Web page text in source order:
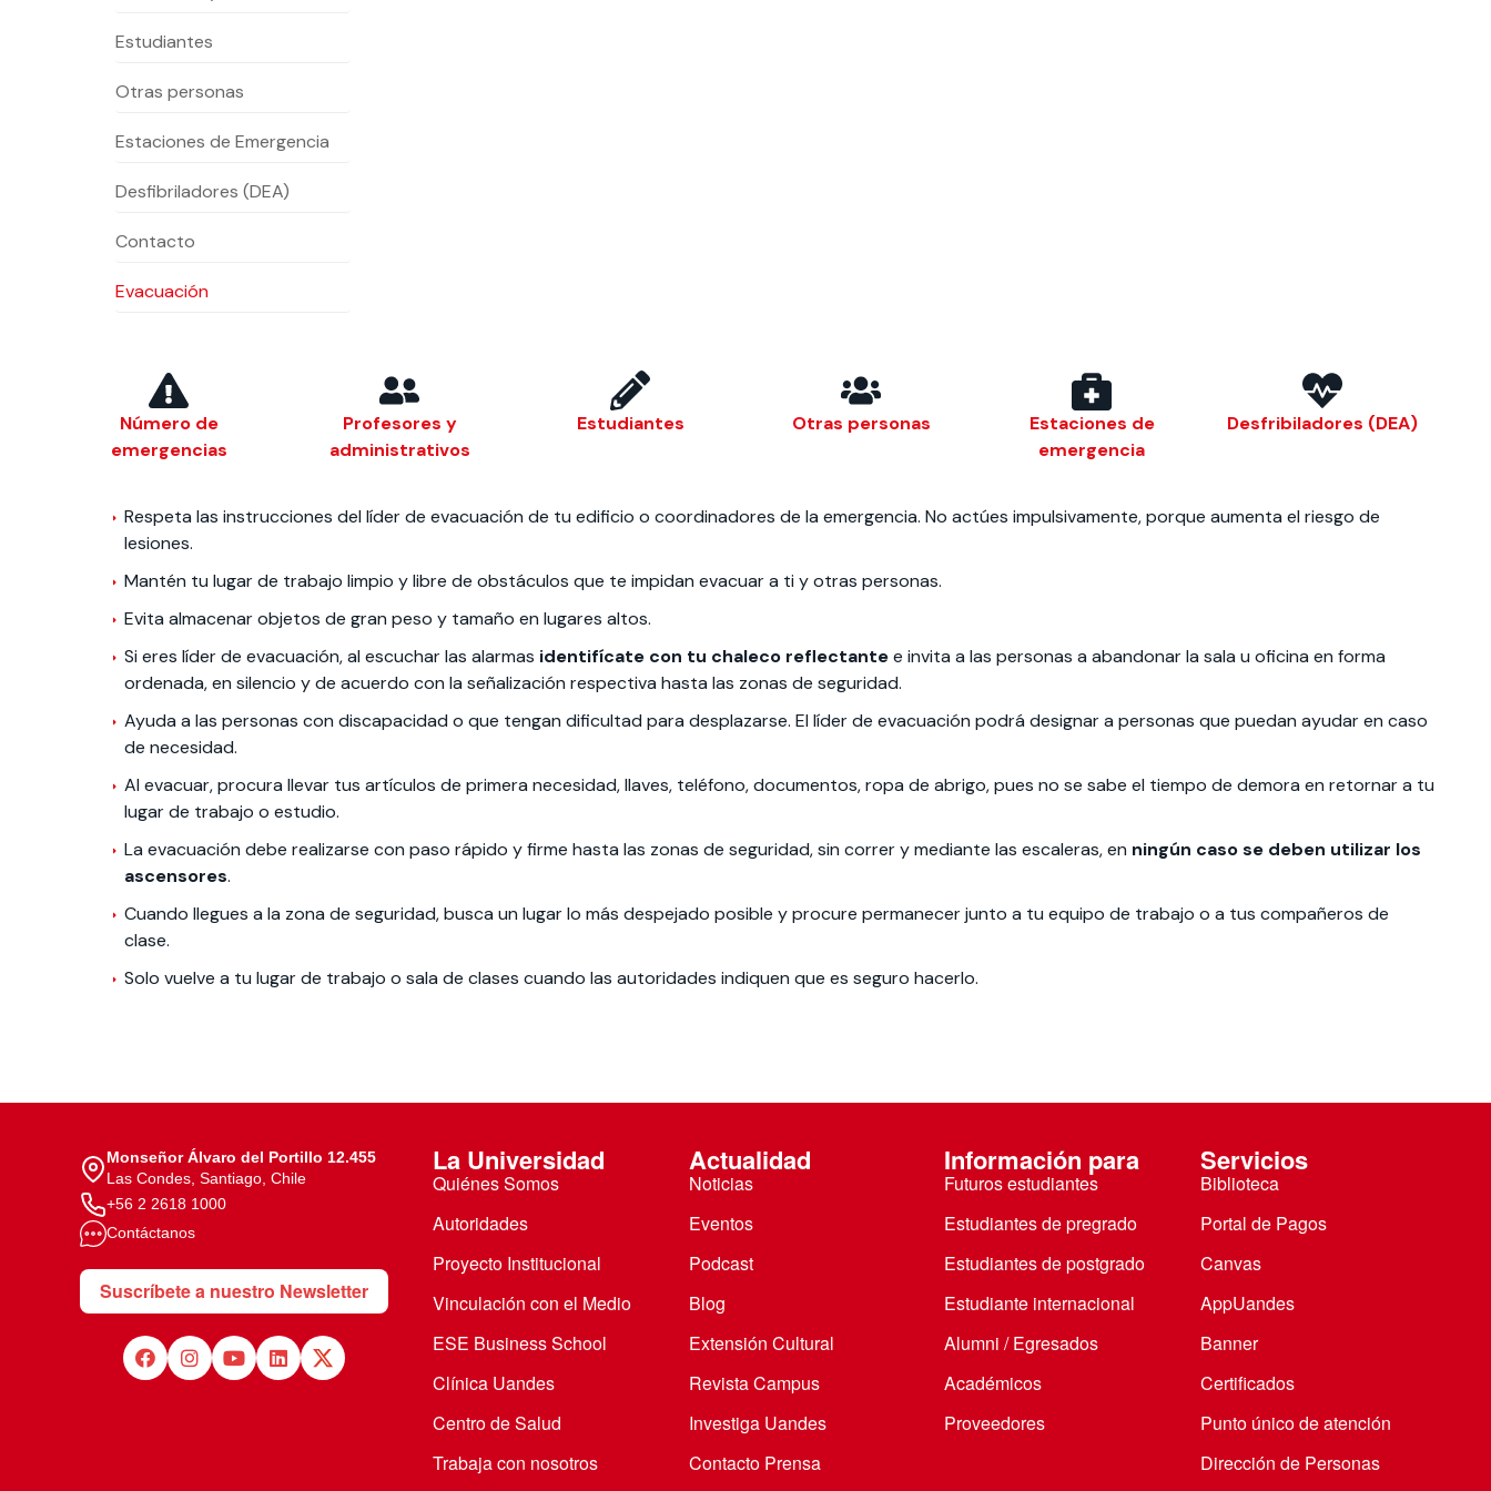
Te puede interesar:
Te puede interesar:
Estudiantes
Otras personas
Estaciones de Emergencia
Desfibriladores (DEA)
Contacto
Evacuación
Número de
emergencias
Profesores y
administrativos
Estudiantes Otras personas
Estaciones de
emergencia
Desfribiladores (DEA)
Respeta las instrucciones del líder de evacuación de tu edificio o coordinadores de la emergencia. No actúes impulsivamente, porque aumenta el riesgo de
lesiones.
Mantén tu lugar de trabajo limpio y libre de obstáculos que te impidan evacuar a ti y otras personas.
Evita almacenar objetos de gran peso y tamaño en lugares altos.
Si eres líder de evacuación, al escuchar las alarmas identifícate con tu chaleco reflectantee invita a las personas a abandonar la sala u oficina en forma
ordenada, en silencio y de acuerdo con la señalización respectiva hasta las zonas de seguridad.
Ayuda a las personas con discapacidad o que tengan dificultad para desplazarse. El líder de evacuación podrá designar a personas que puedan ayudar en caso
de necesidad.
Al evacuar, procura llevar tus artículos de primera necesidad, llaves, teléfono, documentos, ropa de abrigo, pues no se sabe el tiempo de demora en retornar a tu
lugar de trabajo o estudio.
La evacuación debe realizarse con paso rápido y firme hasta las zonas de seguridad, sin correr y mediante las escaleras, en ningún caso se deben utilizar los
ascensores.
Cuando llegues a la zona de seguridad, busca un lugar lo más despejado posible y procure permanecer junto a tu equipo de trabajo o a tus compañeros de
clase.
Solo vuelve a tu lugar de trabajo o sala de clases cuando las autoridades indiquen que es seguro hacerlo.
Monseñor Álvaro del Portillo 12.455
Las Condes, Santiago, Chile
+56 2 2618 1000
Contáctanos
Suscríbete a nuestro Newsletter
La Universidad
Quiénes Somos
Autoridades
Proyecto Institucional
Vinculación con el Medio
ESE Business School
Clínica Uandes
Centro de Salud
Trabaja con nosotros
Actualidad
Noticias
Eventos
Podcast
Blog
Extensión Cultural
Revista Campus
Investiga Uandes
Contacto Prensa
Información para
Futuros estudiantes
Estudiantes de pregrado
Estudiantes de postgrado
Estudiante internacional
Alumni / Egresados
Académicos
Proveedores
Servicios
Biblioteca
Portal de Pagos
Canvas
AppUandes
Banner
Certificados
Punto único de atención
Dirección de Personas